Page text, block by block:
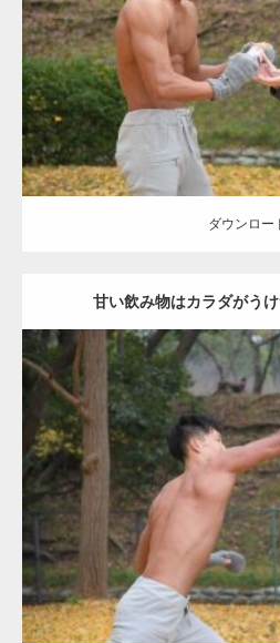
Category:公園のマッチョ その他
肩
ダウンロード
ダウンロー
甘い飲み物はカラダがう
Update:
Category: 公園のマッチョ その他
ダウンロード